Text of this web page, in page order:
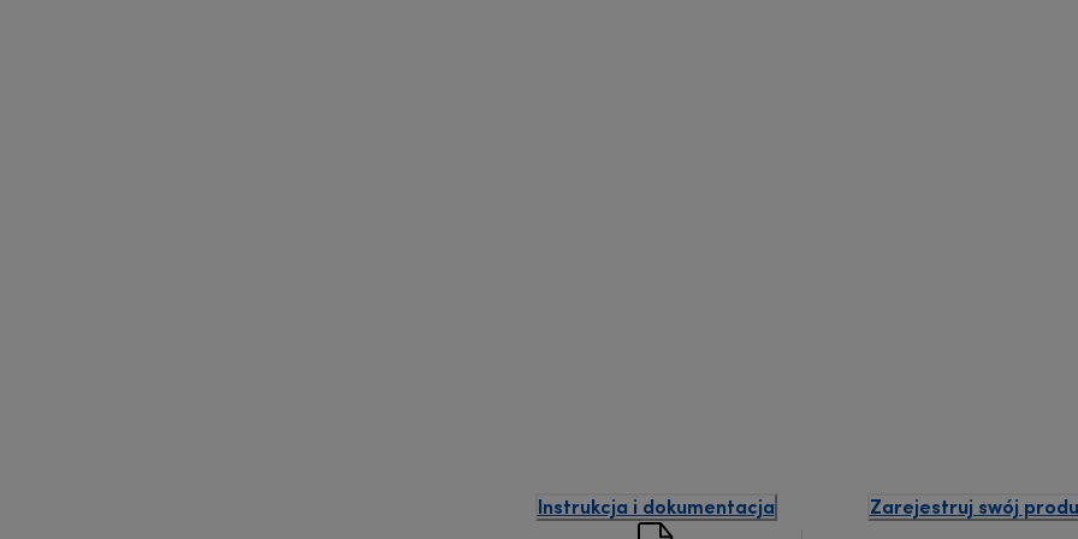
Instrukcja i dokumentacja Zarejestruj swój